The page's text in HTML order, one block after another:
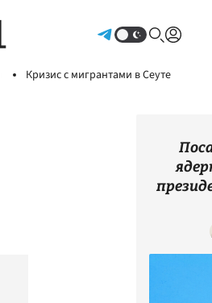
Кризис с мигрантами в Сеуте